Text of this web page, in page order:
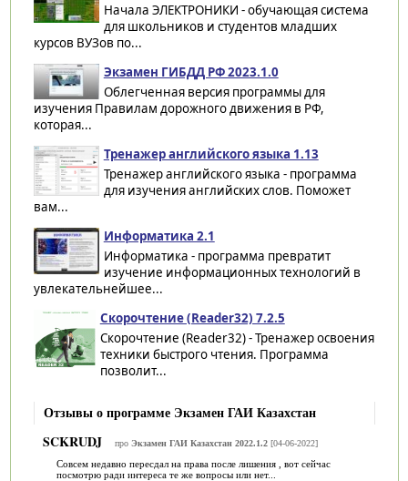
Начала ЭЛЕКТРОНИКИ - обучающая система
для школьников и студентов младших
курсов ВУЗов по...
Экзамен ГИБДД РФ 2023.1.0
Облегченная версия программы для
изучения Правилам дорожного движения в РФ,
которая...
Тренажер английского языка 1.13
Тренажер английского языка - программа
для изучения английских слов. Поможет
вам...
Информатика 2.1
Информатика - программа превратит
изучение информационных технологий в
увлекательнейшее...
Скорочтение (Reader32) 7.2.5
Скорочтение (Reader32) - Тренажер освоения
техники быстрого чтения. Программа
позволит...
Отзывы о программе Экзамен ГАИ Казахстан
SCKRUDJ
про Экзамен ГАИ Казахстан 2022.1.2[04-06-2022]
Совсем недавно пересдал на права после лишения , вот сейчас
посмотрю ради интереса те же вопросы или нет...